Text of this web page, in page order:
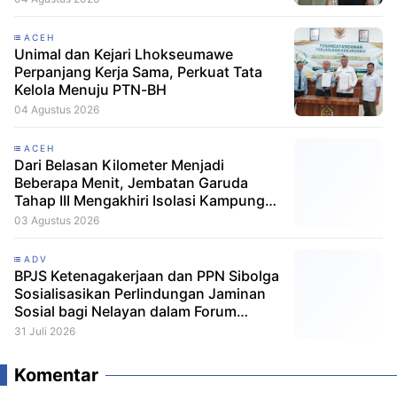
ACEH
Unimal dan Kejari Lhokseumawe
Perpanjang Kerja Sama, Perkuat Tata
Kelola Menuju PTN-BH
04 Agustus 2026
ACEH
Dari Belasan Kilometer Menjadi
Beberapa Menit, Jembatan Garuda
Tahap III Mengakhiri Isolasi Kampung
Tempel
03 Agustus 2026
ADV
BPJS Ketenagakerjaan dan PPN Sibolga
Sosialisasikan Perlindungan Jaminan
Sosial bagi Nelayan dalam Forum
Konsultasi Publik
31 Juli 2026
Komentar